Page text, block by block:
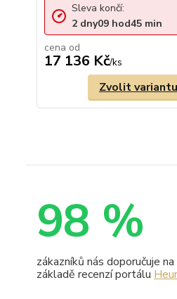
cena od
17 136 Kč/ks
Sleva končí:
2 dny09 hod45 min
Zvolit variantu
98 %
zákazníků nás doporučuje na
základě recenzí portálu